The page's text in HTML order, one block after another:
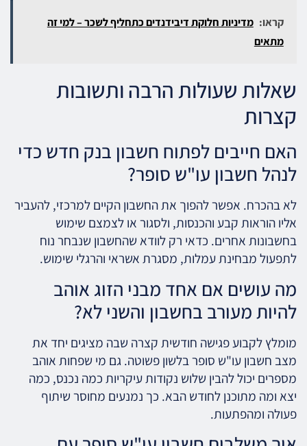
קראו: מדיניות חלוקת דיבידנדים כתחליף לשכר – למי זה
מתאים
שאלות שעולות הרבה ותשובות
קצרות
האם חייבים לפתוח חשבון בנק חדש כדי
לנהל חשבון עו"ש סופר?
לא בהכרח. אפשר להפוך את החשבון הקיים למרכזי, להעביר
אליו הוראות קבע והכנסות, ולסגור או לצמצם שימוש
בחשבונות אחרים. כדאי רק לוודא שהחשבון שנבחר נוח
לתפעול מבחינת עמלות, מסגרת אשראי והרגלי שימוש.
מה עושים אם אחד מבני הזוג אוהב
להיות מעורב בחשבון והשני לא?
מומלץ לקבוע פגישה חודשית קצרה שבה מציגים יחד את
מצב חשבון עו"ש סופר בלשון פשוטה. גם מי שפחות אוהב
מספרים יכול להבין שלוש נקודות עיקריות כמה נכנס, כמה
יצא ומה מתוכנן לחודש הבא. כך נמנעים מחוסר שיתוף
פעולה ומהפתעות.